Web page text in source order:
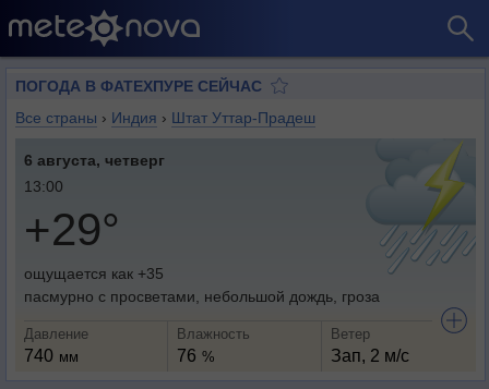
ПОГОДА В ФАТЕХПУРЕ СЕЙЧАС
Все страны › Индия › Штат Уттар-Прадеш
6 августа, четверг
13:00
+29°
ощущается как +35
пасмурно с просветами, небольшой дождь, гроза
Давление
740 мм
Влажность
76 %
Ветер
Зап, 2 м/с